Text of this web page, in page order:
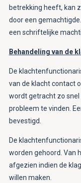
betrekking heeft, kan
door een
een schriftelijke
Behandeling van de
De
van de klacht contact
wordt getracht zo snel
probleem te vinden.
bevestigd.
De
worden gehoord. Van
afgezien indien de
willen maken.